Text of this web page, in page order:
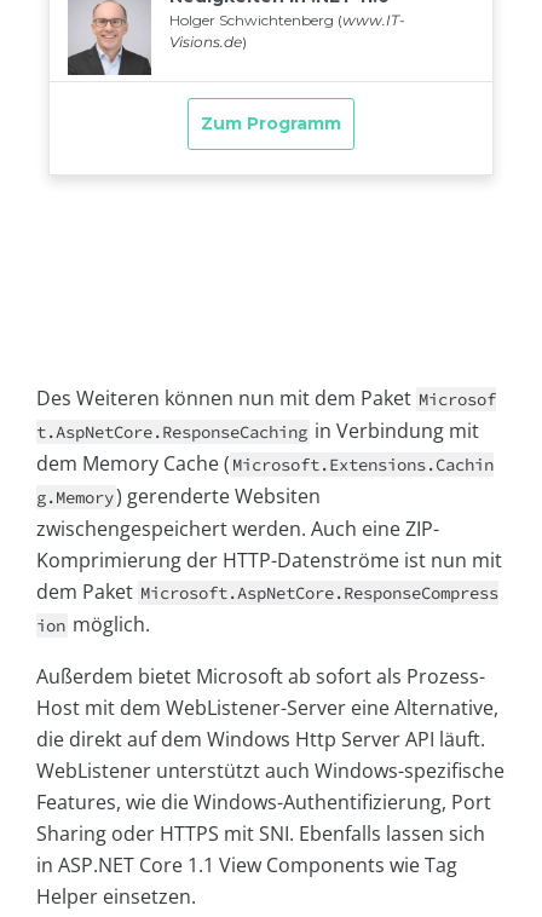
Des Weiteren können nun mit dem Paket Microsof
t.AspNetCore.ResponseCaching in Verbindung mit
dem Memory Cache ( Microsoft.Extensions.Cachin
g.Memory) gerenderte Websiten
zwischengespeichert werden. Auch eine ZIP-
Komprimierung der HTTP-Datenströme ist nun mit
dem Paket Microsoft.AspNetCore.ResponseCompress
ion möglich.
Außerdem bietet Microsoft ab sofort als Prozess-
Host mit dem WebListener-Server eine Alternative,
die direkt auf dem Windows Http Server API läuft.
WebListener unterstützt auch Windows-spezifische
Features, wie die Windows-Authentifizierung, Port
Sharing oder HTTPS mit SNI. Ebenfalls lassen sich
in ASP.NET Core 1.1 View Components wie Tag
Helper einsetzen.